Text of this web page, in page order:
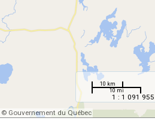
10 km
10 mi
1 : 1 091 955
© Gouvernement du Québec